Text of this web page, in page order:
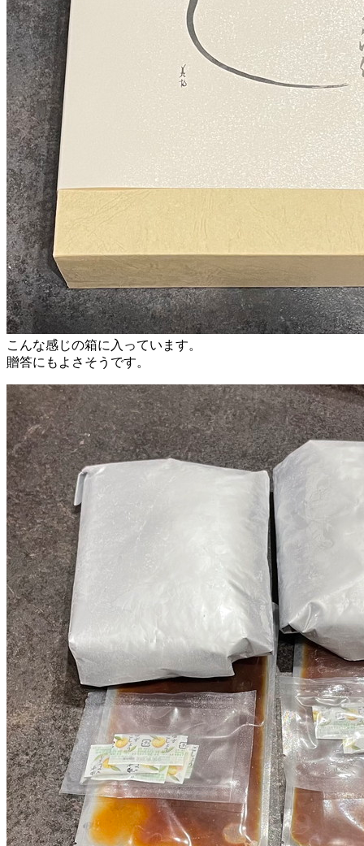
こんな感じの箱に入っています。
贈答にもよさそうです。